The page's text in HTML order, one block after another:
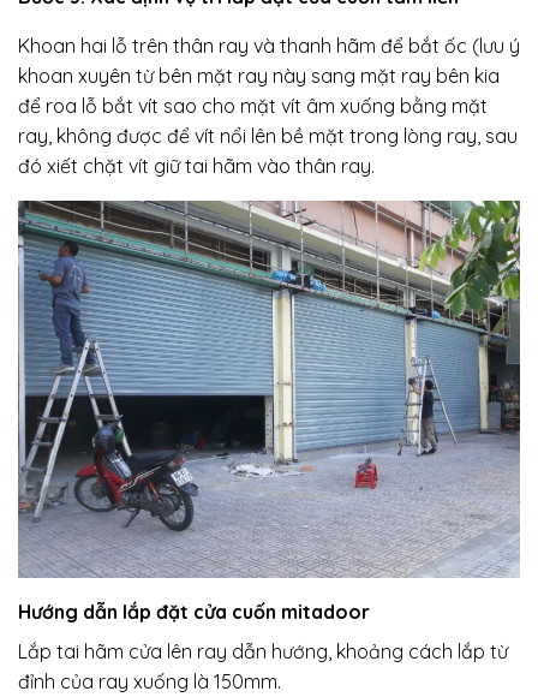
Khoan hai lỗ trên thân ray và thanh hãm để bắt ốc (lưu ý
khoan xuyên từ bên mặt ray này sang mặt ray bên kia
để roa lỗ bắt vít sao cho mặt vít âm xuống bằng mặt
ray, không được để vít nổi lên bề mặt trong lòng ray, sau
đó xiết chặt vít giữ tai hãm vào thân ray.
Hướng dẫn lắp đặt cửa cuốn mitadoor
Lắp tai hãm cửa lên ray dẫn hướng, khoảng cách lắp từ
đỉnh của ray xuống là 150mm.